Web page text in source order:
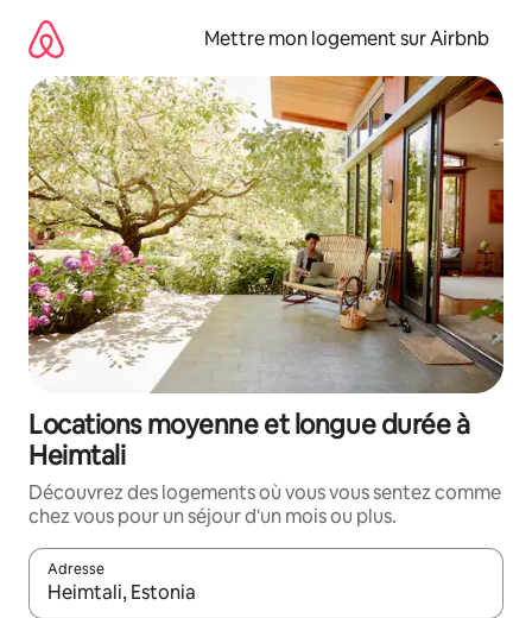
directement
contenu
Mettre mon logement sur Airbnb
Locations moyenne et longue durée à
Heimtali
Découvrez des logements où vous vous sentez comme
chez vous pour un séjour d'un mois ou plus.
Adresse
Lorsque les résultats s'affichent, utilisez les flèches vers le